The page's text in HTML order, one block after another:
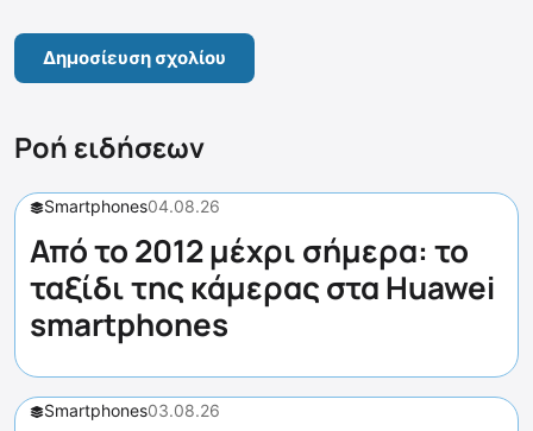
Ροή ειδήσεων
Smartphones04.08.26
Από το 2012 μέχρι σήμερα: το
ταξίδι της κάμερας στα Huawei
smartphones
Smartphones03.08.26